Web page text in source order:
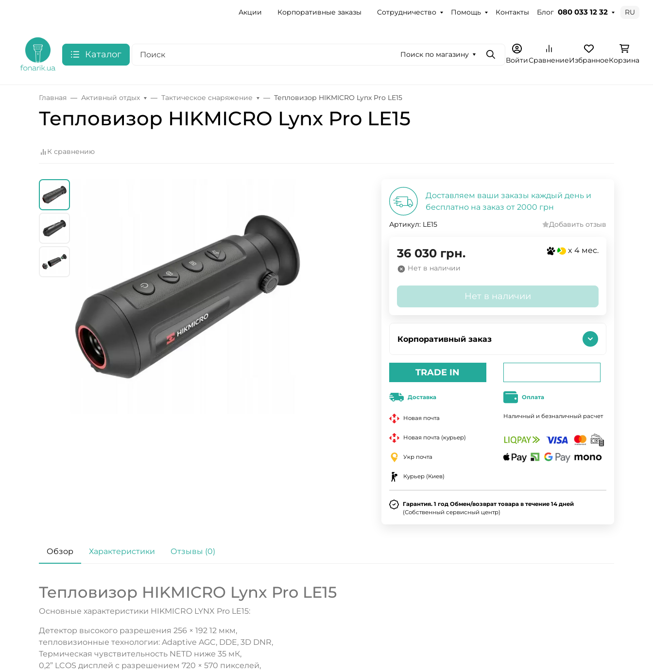
Акции Корпоративные заказы Сотрудничество Помощь Контакты Блог 080 033 12 32 RU
Каталог Поиск по магазину
ПоискВойтиСравнениеИзбранноеКорзина
Главная Активный отдых Тактическое снаряжение Тепловизор HIKMICRO Lynx Pro LE15
Тепловизор HIKMICRO Lynx Pro LE15
К сравнению
Доставляем ваши заказы каждый день и
бесплатно на заказ от 2000 грн
Артикул: LE15 Добавить отзыв
36 030 грн. x 4 мес.
Нет в наличии
Нет в наличии
Корпоративный заказ
TRADE IN
Доставка
Новая почта
Новая почта (курьер)
Укр почта
Курьер (Киев)
Оплата
Наличный и безналичный расчет
Гарантия. 1 год Обмен/возврат товара в течение 14 дней
(Собственный сервисный центр)
Обзор Характеристики Отзывы (0)
Тепловизор HIKMICRO Lynx Pro LE15
Основные характеристики HIKMICRO LYNX Pro LE15:
Детектор высокого разрешения 256 × 192 12 мкм,
тепловизионные технологии: Adaptive AGC, DDE, 3D DNR,
Термическая чувствительность NETD ниже 35 мК,
0,2” LCOS дисплей с разрешением 720 × 570 пикселей,